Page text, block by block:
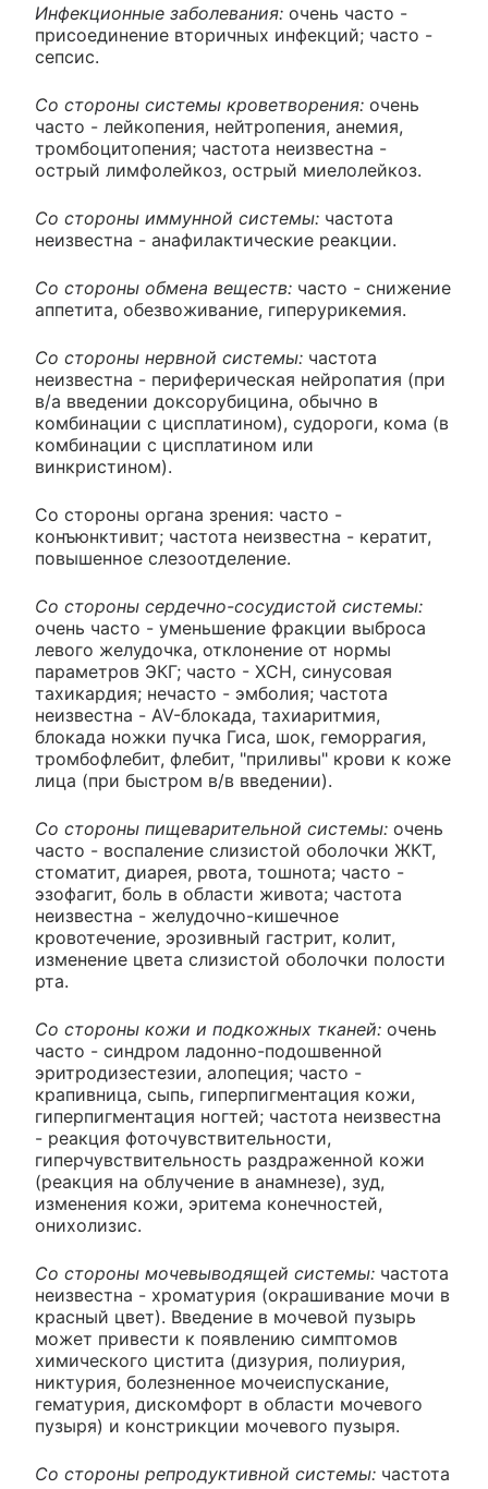
Инфекционные заболевания: очень часто -
присоединение вторичных инфекций; часто -
сепсис.
Со стороны системы кроветворения: очень
часто - лейкопения, нейтропения, анемия,
тромбоцитопения; частота неизвестна -
острый лимфолейкоз, острый миелолейкоз.
Со стороны иммунной системы: частота
неизвестна - анафилактические реакции.
Со стороны обмена веществ: часто - снижение
аппетита, обезвоживание, гиперурикемия.
Со стороны нервной системы: частота
неизвестна - периферическая нейропатия (при
в/а введении доксорубицина, обычно в
комбинации с цисплатином), судороги, кома (в
комбинации с цисплатином или
винкристином).
Со стороны органа зрения: часто -
конъюнктивит; частота неизвестна - кератит,
повышенное слезоотделение.
Со стороны сердечно-сосудистой системы:
очень часто - уменьшение фракции выброса
левого желудочка, отклонение от нормы
параметров ЭКГ; часто - ХСН, синусовая
тахикардия; нечасто - эмболия; частота
неизвестна - AV-блокада, тахиаритмия,
блокада ножки пучка Гиса, шок, геморрагия,
тромбофлебит, флебит, "приливы" крови к коже
лица (при быстром в/в введении).
Со стороны пищеварительной системы: очень
часто - воспаление слизистой оболочки ЖКТ,
стоматит, диарея, рвота, тошнота; часто -
эзофагит, боль в области живота; частота
неизвестна - желудочно-кишечное
кровотечение, эрозивный гастрит, колит,
изменение цвета слизистой оболочки полости
рта.
Со стороны кожи и подкожных тканей: очень
часто - синдром ладонно-подошвенной
эритродизестезии, алопеция; часто -
крапивница, сыпь, гиперпигментация кожи,
гиперпигментация ногтей; частота неизвестна
- реакция фоточувствительности,
гиперчувствительность раздраженной кожи
(реакция на облучение в анамнезе), зуд,
изменения кожи, эритема конечностей,
онихолизис.
Со стороны мочевыводящей системы: частота
неизвестна - хроматурия (окрашивание мочи в
красный цвет). Введение в мочевой пузырь
может привести к появлению симптомов
химического цистита (дизурия, полиурия,
никтурия, болезненное мочеиспускание,
гематурия, дискомфорт в области мочевого
пузыря) и констрикции мочевого пузыря.
Со стороны репродуктивной системы: частота